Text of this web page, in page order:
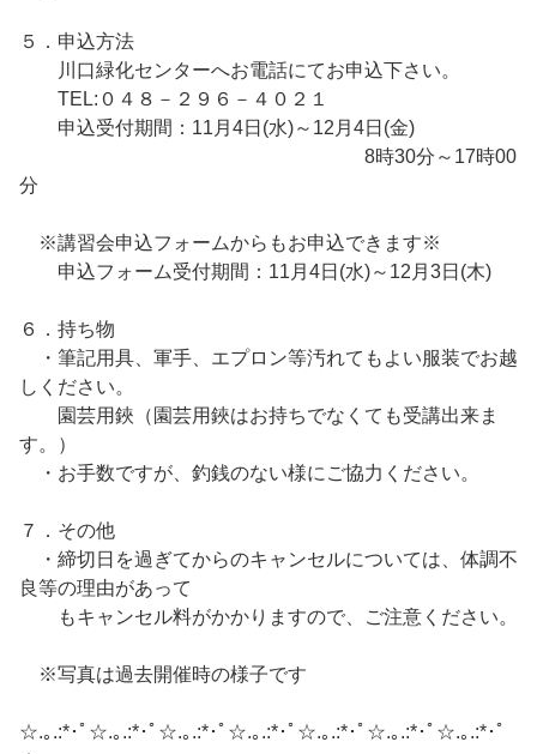
５．申込方法
川口緑化センターへお電話にてお申込下さい。
TEL:０４８－２９６－４０２１
申込受付期間：11月4日(水)～12月4日(金)
8時30分～17時00
分
※講習会申込フォームからもお申込できます※
申込フォーム受付期間：11月4日(水)～12月3日(木)
６．持ち物
・筆記用具、軍手、エプロン等汚れてもよい服装でお越
しください。
園芸用鋏（園芸用鋏はお持ちでなくても受講出来ま
す。）
・お手数ですが、釣銭のない様にご協力ください。
７．その他
・締切日を過ぎてからのキャンセルについては、体調不
良等の理由があって
もキャンセル料がかかりますので、ご注意ください。
※写真は過去開催時の様子です
☆.｡.:*･ﾟ☆.｡.:*･ﾟ☆.｡.:*･ﾟ☆.｡.:*･ﾟ☆.｡.:*･ﾟ☆.｡.:*･ﾟ☆.｡.:*･ﾟ